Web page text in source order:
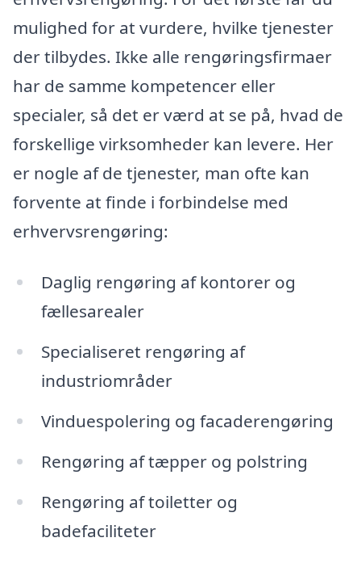
mulighed for at vurdere, hvilke tjenester
der tilbydes. Ikke alle rengøringsfirmaer
har de samme kompetencer eller
specialer, så det er værd at se på, hvad de
forskellige virksomheder kan levere. Her
er nogle af de tjenester, man ofte kan
forvente at finde i forbindelse med
erhvervsrengøring:
Daglig rengøring af kontorer og
fællesarealer
Specialiseret rengøring af
industriområder
Vinduespolering og facaderengøring
Rengøring af tæpper og polstring
Rengøring af toiletter og
badefaciliteter